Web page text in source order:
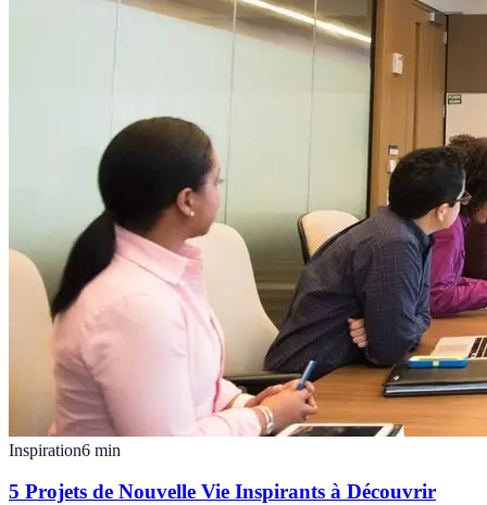
Inspiration6 min
5 Projets de Nouvelle Vie Inspirants à Découvrir